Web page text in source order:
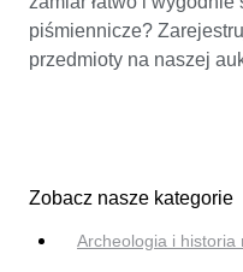
piśmiennicze?
przedmioty na naszej
Zobacz nasze kategorie
Archeologia i historia